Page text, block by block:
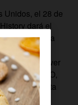
Unidos, el 28 de
dará el
de la quinta
espera de
ya puedes ver
Netflixy HBO,
en la oferta